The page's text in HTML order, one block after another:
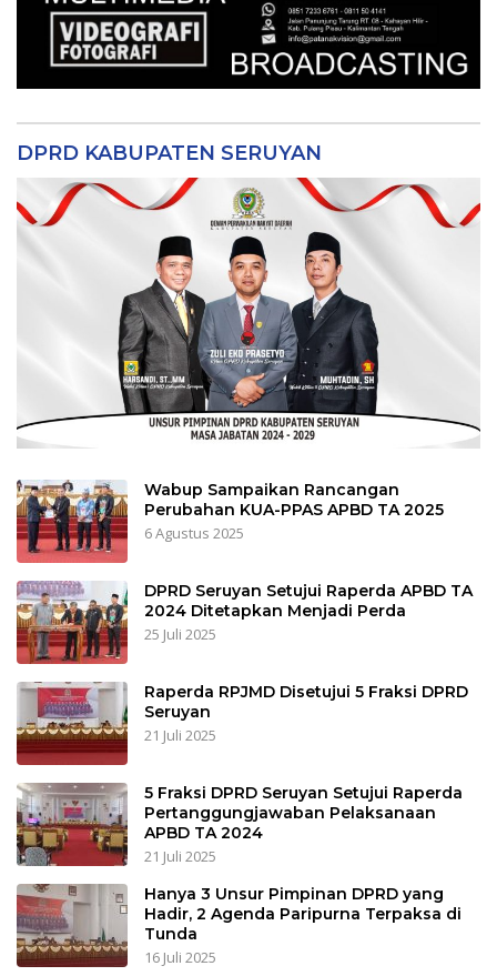
DPRD KABUPATEN SERUYAN
Wabup Sampaikan Rancangan
Perubahan KUA-PPAS APBD TA 2025
6 Agustus 2025
DPRD Seruyan Setujui Raperda APBD TA
2024 Ditetapkan Menjadi Perda
25 Juli 2025
Raperda RPJMD Disetujui 5 Fraksi DPRD
Seruyan
21 Juli 2025
5 Fraksi DPRD Seruyan Setujui Raperda
Pertanggungjawaban Pelaksanaan
APBD TA 2024
21 Juli 2025
Hanya 3 Unsur Pimpinan DPRD yang
Hadir, 2 Agenda Paripurna Terpaksa di
Tunda
16 Juli 2025